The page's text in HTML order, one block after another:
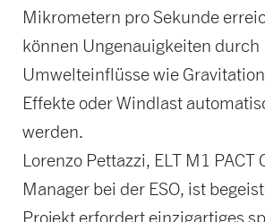
Mikrometern pro Sekunde
können Ungenauigkeiten durch
Umwelteinflüsse wie
Effekte oder Windlast
werden.
Lorenzo Pettazzi, ELT M1 PACT
Manager bei der ESO, ist
Projekt erfordert einzigartiges